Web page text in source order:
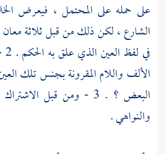
على حمله على المحتمل ، فيعرض
الألف واللام المقرونة بجنس تلك
البعض ؟ . 3 - ومن قبل
والنواهي .